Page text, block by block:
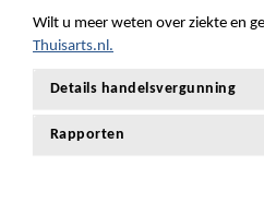
Wilt u meer weten over ziekte en
Thuisarts.nl.
Details handelsvergunning
Rapporten